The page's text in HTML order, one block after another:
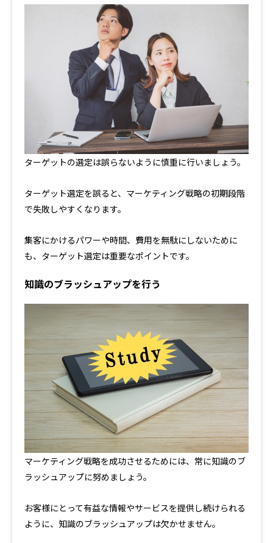
ターゲットの選定は誤らないように慎重に行いましょう。
ターゲット選定を誤ると、マーケティング戦略の初期段階
で失敗しやすくなります。
集客にかけるパワーや時間、費用を無駄にしないために
も、ターゲット選定は重要なポイントです。
知識のブラッシュアップを行う
マーケティング戦略を成功させるためには、常に知識のブ
ラッシュアップに努めましょう。
お客様にとって有益な情報やサービスを提供し続けられる
ように、知識のブラッシュアップは欠かせません。